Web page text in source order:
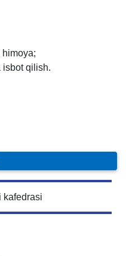
isbot qilish.
kafedrasi